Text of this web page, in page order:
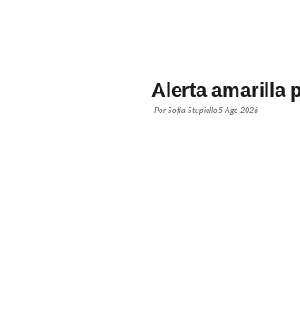
Alerta amarilla
Por Sofía Stupiello 5 Ago 2026